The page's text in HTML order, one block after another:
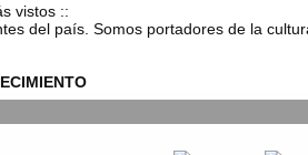
vistos::
del país. Somos portadores de la